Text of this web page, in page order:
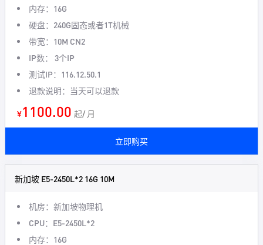
内存：16G
硬盘：240G固态或者1T机械
带宽：10M CN2
IP数： 3个IP
测试IP：116.12.50.1
退款说明：当天可以退款
¥1100.00 起/ 月
立即购买
新加坡 E5-2450L*2 16G 10M
机房：新加坡物理机
CPU：E5-2450L*2
内存：16G